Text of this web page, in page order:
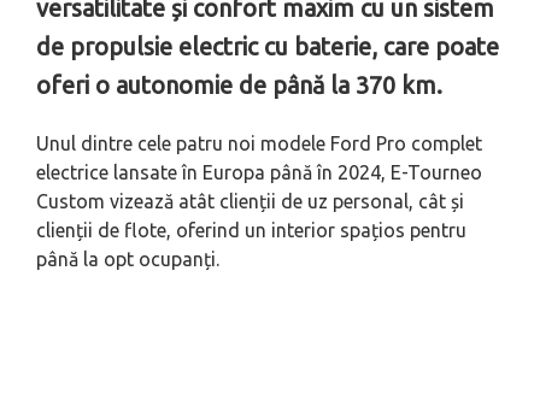
versatilitate și confort maxim cu un sistem
de propulsie electric cu baterie, care poate
oferi o autonomie de până la 370 km.
Unul dintre cele patru noi modele Ford Pro complet
electrice lansate în Europa până în 2024, E-Tourneo
Custom vizează atât clienții de uz personal, cât și
clienții de flote, oferind un interior spațios pentru
până la opt ocupanți.